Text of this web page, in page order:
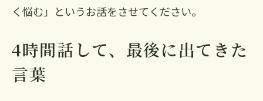
く悩む」というお話をさせてください。
4時間話して、最後に出てきた
言葉